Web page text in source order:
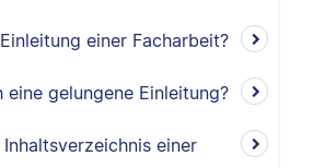
einer Facharbeit?
eine gelungene Einleitung?
einer